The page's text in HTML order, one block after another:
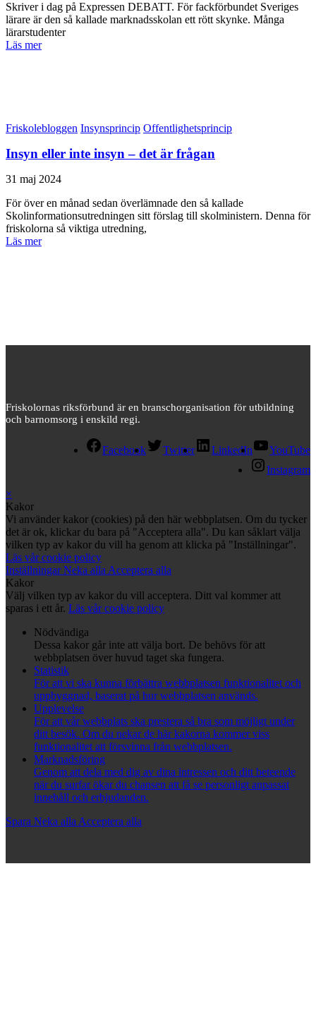
Skriver i dag på Expressen DEBATT. För fackförbundet Sveriges
lärare är den så kallade marknadsskolan ett rött skynke. Många
lärarstudenter
Läs mer
Friskolebloggen Insynsprincip Offentlighetsprincip
Insyn eller inte insyn – det är frågan
31 maj 2024
För över en månad sedan överlämnade den så kallade
Skolinformationsutredningen sitt förslag till skolministern. Denna för
friskolorna så viktiga utredning,
Läs mer
Friskolornas riksförbund är en branschorganisation för utbildning
och barnomsorg i enskild regi.
Facebook Twitter LinkedIn
YouTube
Instagram
×
Kakor
Vi använder kakor (cookies) på den här webbplatsen. Om du tycker
det är ok, klickar du bara på "Acceptera alla". Du kan såklart välja
vilken typ av kakor du vill ha genom att klicka på "Inställningar".
Läs vår cookie policy
InställningarNeka alla Acceptera alla
Kakor
Välj vilken typ av kakor du vill acceptera. Ditt val kommer att
sparas i ett år. Läs vår cookie policy
Nödvändiga
Dessa kakor går inte att välja bort. De behövs för att
webbplatsen över huvud taget ska fungera.
Statistik
För att vi ska kunna förbättra webbplatsen funktionalitet och
uppbyggnad, baserat på hur webbplatsen används.
Upplevelse
För att vår webbplats ska prestera så bra som möjligt under
ditt besök. Om du nekar de här kakorna kommer viss
funktionalitet att försvinna från webbplatsen.
Marknadsföring
Genom att dela med dig av dina intressen och ditt beteende
när du surfar ökar du chansen att få se personligt anpassat
innehåll och erbjudanden.
Spara Neka alla Acceptera alla